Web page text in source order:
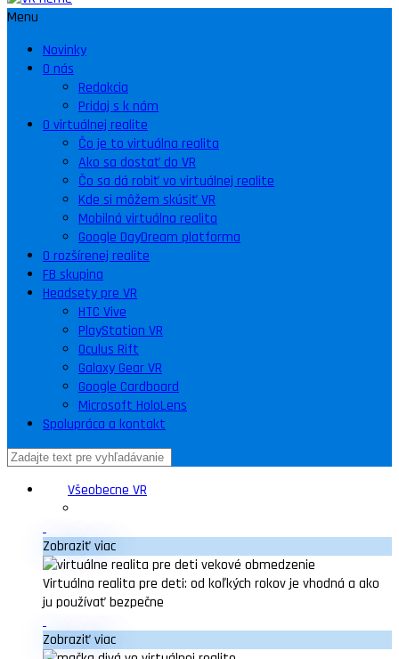
Menu
Novinky
O nás
Redakcia
Pridaj s k nám
O virtuálnej realite
Čo je to virtuálna realita
Ako sa dostať do VR
Čo sa dá robiť vo virtuálnej realite
Kde si môžem skúsiť VR
Mobilná virtuálna realita
Google DayDream platforma
O rozšírenej realite
FB skupina
Headsety pre VR
HTC Vive
PlayStation VR
Oculus Rift
Galaxy Gear VR
Google Cardboard
Microsoft HoloLens
Spolupráca a kontakt
Všeobecne VR
Zobraziť viac
Virtuálna realita pre deti: od koľkých rokov je vhodná a ako
ju používať bezpečne
Zobraziť viac